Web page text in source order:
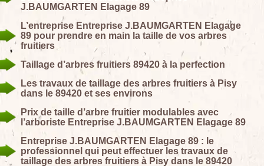
J.BAUMGARTEN Elagage 89
L’entreprise Entreprise J.BAUMGARTEN Elagage
89 pour prendre en main la taille de vos arbres
fruitiers
Taillage d’arbres fruitiers 89420 à la perfection
Les travaux de taillage des arbres fruitiers à Pisy
dans le 89420 et ses environs
Prix de taille d’arbre fruitier modulables avec
l’arboriste Entreprise J.BAUMGARTEN Elagage 89
Entreprise J.BAUMGARTEN Elagage 89 : le
professionnel qui peut effectuer les travaux de
taillage des arbres fruitiers à Pisy dans le 89420